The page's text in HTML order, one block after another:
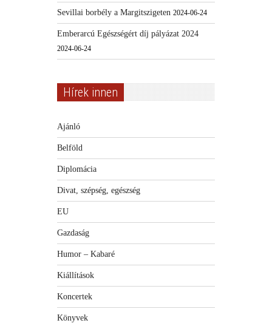
Sevillai borbély a Margitszigeten 2024-06-24
Emberarcú Egészségért díj pályázat 2024
2024-06-24
Hírek innen
Ajánló
Belföld
Diplomácia
Divat, szépség, egészség
EU
Gazdaság
Humor – Kabaré
Kiállítások
Koncertek
Könyvek